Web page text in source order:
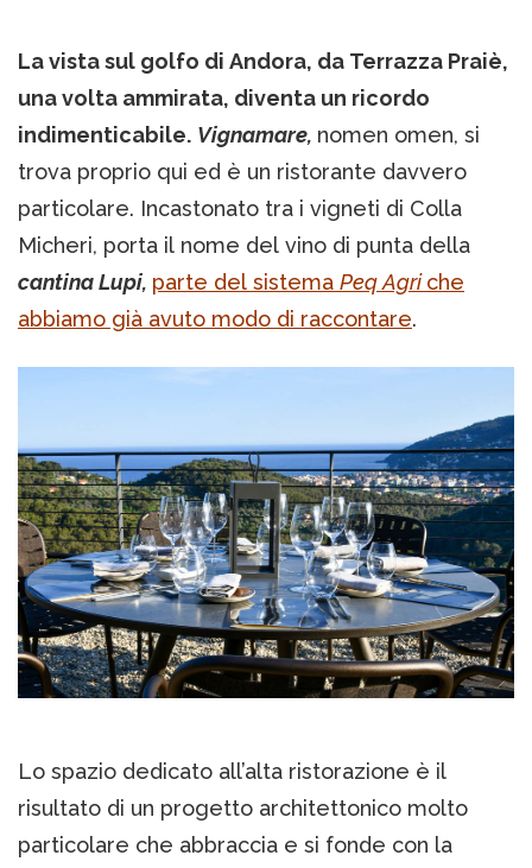
La vista sul golfo di Andora, da Terrazza Praiè,
una volta ammirata, diventa un ricordo
indimenticabile. Vignamare, nomen omen, si
trova proprio qui ed è un ristorante davvero
particolare. Incastonato tra i vigneti di Colla
Micheri, porta il nome del vino di punta della
cantina Lupi, parte del sistema Peq Agriche
abbiamo già avuto modo di raccontare.
Lo spazio dedicato all’alta ristorazione è il
risultato di un progetto architettonico molto
particolare che abbraccia e si fonde con la